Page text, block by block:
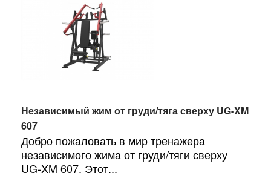
Независимый жим от груди/тяга сверху UG-XM
607
Добро пожаловать в мир тренажера
независимого жима от груди/тяги сверху
UG-XM 607. Этот...